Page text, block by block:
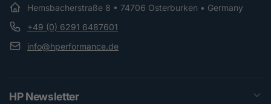
Hemsbacherstraße 8 • 74706 Osterburken • Germany
+49 (0) 6291 6487601
info@hperformance.de
HP Newsletter